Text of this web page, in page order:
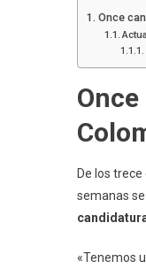
Once
De los
semanas
«Tenemos